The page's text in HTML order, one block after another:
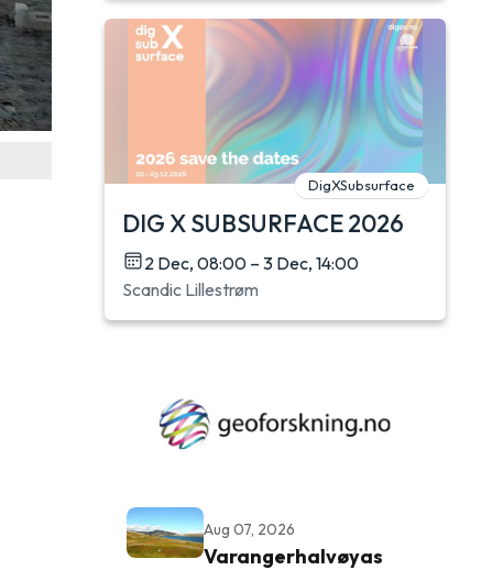
DigXSubsurface
DIG X SUBSURFACE 2026
2 Dec, 08:00 – 3 Dec, 14:00
Scandic Lillestrøm
Aug 07, 2026
Varangerhalvøyas